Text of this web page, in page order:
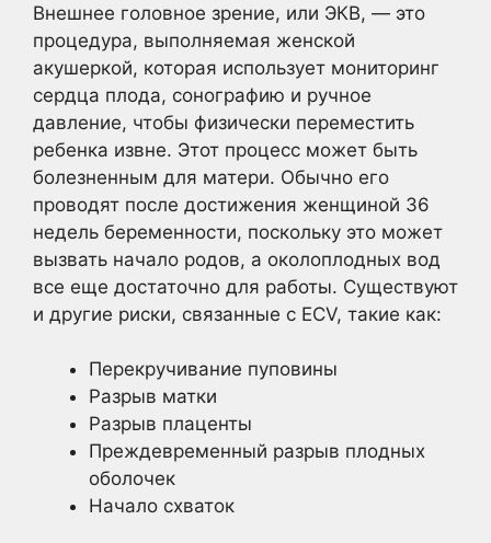
Внешнее головное зрение, или ЭКВ, — это
процедура, выполняемая женской
акушеркой, которая использует мониторинг
сердца плода, сонографию и ручное
давление, чтобы физически переместить
ребенка извне. Этот процесс может быть
болезненным для матери. Обычно его
проводят после достижения женщиной 36
недель беременности, поскольку это может
вызвать начало родов, а околоплодных вод
все еще достаточно для работы. Существуют
и другие риски, связанные с ECV, такие как:
Перекручивание пуповины
Разрыв матки
Разрыв плаценты
Преждевременный разрыв плодных
оболочек
Начало схваток